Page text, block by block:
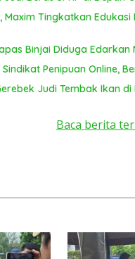
Maxim Tingkatkan
Binjai Diduga Edarkan
Penipuan Online,
Judi Tembak Ikan di
Baca berita